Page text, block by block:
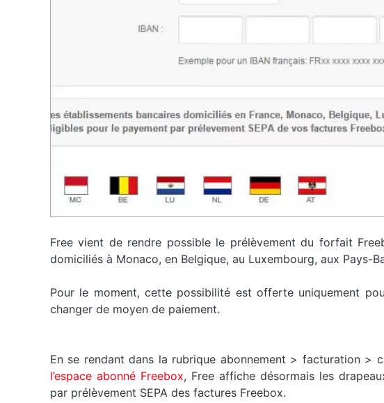
Free vient de rendre possible le prélèvement du forfait
domiciliés à Monaco, en Belgique, au Luxembourg, aux Pays-
Pour le moment, cette possibilité est offerte uniquement
changer de moyen de paiement.
En se rendant dans la rubrique abonnement > facturation >
l’espace abonné Freebox, Free affiche désormais les
par prélèvement SEPA des factures Freebox.